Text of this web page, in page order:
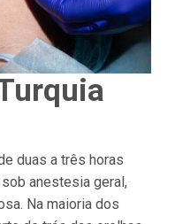
duas a três horas
anestesia geral,
Na maioria dos